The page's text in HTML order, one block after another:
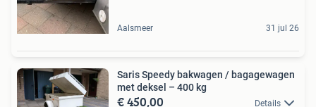
Aalsmeer 31 jul 26
Saris Speedy bakwagen / bagagewagen
met deksel – 400 kg
€ 450,00 Details